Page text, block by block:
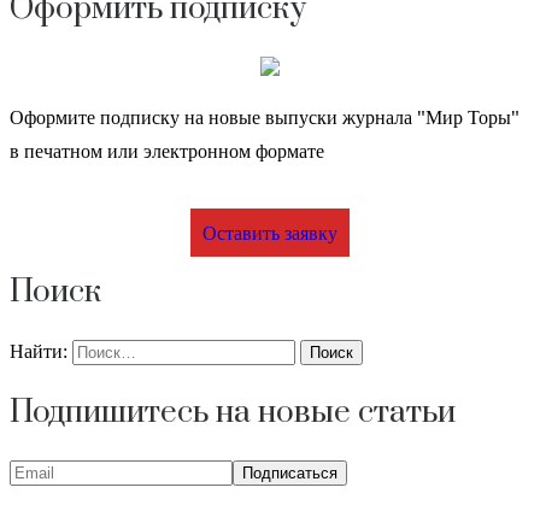
Оформить подписку
Оформите подписку на новые выпуски журнала "Мир Торы"
в печатном или электронном формате
Оставить заявку
Поиск
Найти:
Подпишитесь на новые статьи